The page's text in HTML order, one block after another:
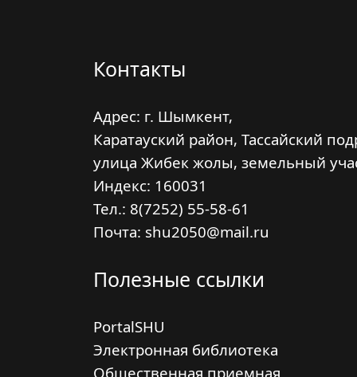
Контакты
Адрес: г. Шымкент,
Каратауский район, Тассайский
улица Жибек жолы, земельный
Индекс: 160031
Тел.: 8(7252) 55-58-61
Почта: shu2050@mail.ru
Полезные ссылки
PortalSHU
Электронная библиотека
Общественная приемная